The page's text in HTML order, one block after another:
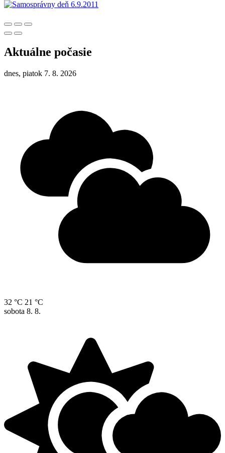
Aktuálne počasie
dnes, piatok 7. 8. 2026
32 °C 21 °C
sobota 8. 8.